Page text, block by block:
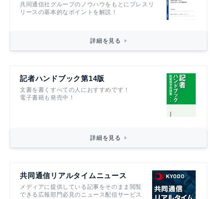
共同通信社グループのノウハウをもとにプレスリ
リースの基本的なポイントを解説！
詳細を見る
記者ハンドブック第14版
文書を書くすべての人におすすめです！
電子書籍も発売中！
詳細を見る
共同通信リアルタイムニュース
メディアに提供している記事をそのまま閲覧
できる広報部門必見のニュース配信サービス